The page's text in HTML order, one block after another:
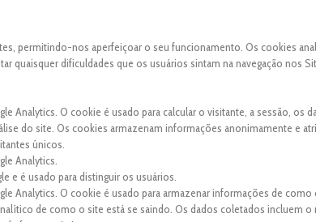
permitindo-nos aperfeiçoar o seu funcionamento. Os cookies
quaisquer dificuldades que os usuários sintam na navegação nos
Analytics. O cookie é usado para calcular o visitante, a sessão, os
do site. Os cookies armazenam informações anonimamente e
únicos.
Analytics.
e é usado para distinguir os usuários.
Analytics. O cookie é usado para armazenar informações de
de como o site está se saindo. Os dados coletados incluem